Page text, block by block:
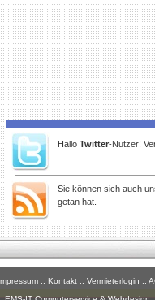
Hallo Twitter-Nutzer!
Sie können sich auch
getan hat.
:: Kontakt :: Vermieterlogin ::